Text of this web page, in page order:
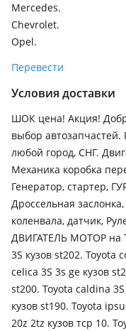
Mercedes.
Chevrolet.
Opel.
Перевести
Условия доставки
ШОК цена! Акция!
выбор
любой город, СНГ.
Механика коробка
Генератор, стартер,
Дроссельная
коленвала, датчик,
ДВИГАТЕЛЬ МОТОР на
3S кузов st202. Toyota
celica 3S 3s ge кузов
st200. Toyota caldina
кузов st190. Toyota
20z 2tz кузов тср 10.